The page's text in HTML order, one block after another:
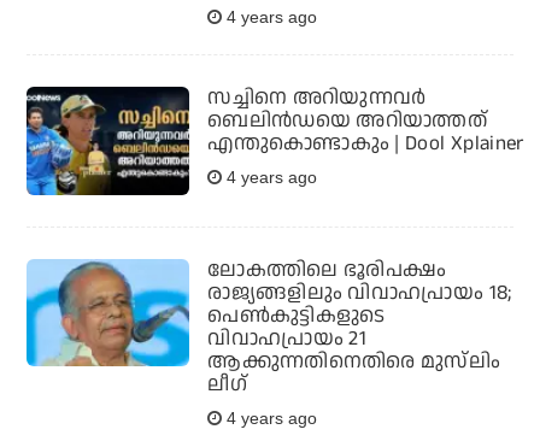
4 years ago
സച്ചിനെ അറിയുന്നവര്‍
ബെലിന്‍ഡയെ അറിയാത്തത്
എന്തുകൊണ്ടാകും | Dool Xplainer
4 years ago
ലോകത്തിലെ ഭൂരിപക്ഷം
രാജ്യങ്ങളിലും വിവാഹപ്രായം 18;
പെണ്‍കുട്ടികളുടെ
വിവാഹപ്രായം 21
ആക്കുന്നതിനെതിരെ മുസ്‌ലിം
ലീഗ്
4 years ago